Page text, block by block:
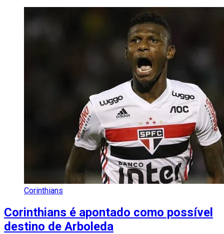
Corinthians
Corinthians é apontado como possível
destino de Arboleda